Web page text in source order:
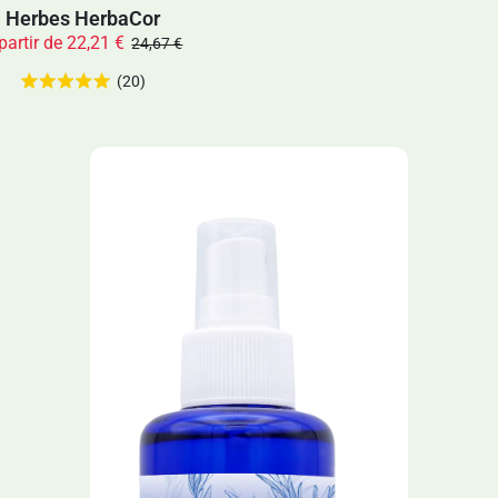
Herbes HerbaCor
24,67 €
de 22,21 €
(20)